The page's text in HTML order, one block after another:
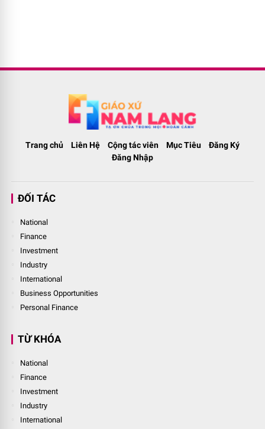
Trang chủ Liên Hệ Cộng tác viên Mục Tiêu
Đăng Ký
Đăng Nhập
ĐỐI TÁC
National
Finance
Investment
Industry
International
Business Opportunities
Personal Finance
TỪ KHÓA
National
Finance
Investment
Industry
International